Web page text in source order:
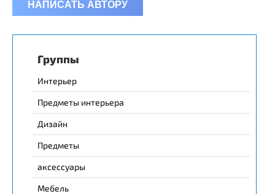
НАПИСАТЬ АВТОРУ
Группы
Интерьер
Предметы интерьера
Дизайн
Предметы
аксессуары
Мебель